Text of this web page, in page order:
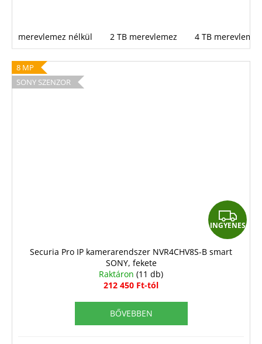
merevlemez nélkül 2 TB merevlemez 4 TB merevlemez
8 MP
SONY SZENZOR
I
N
INGYENES
Securia Pro IP kamerarendszer NVR4CHV8S-B smart
SONY, fekete
Raktáron (11 db)
212 450 Ft-tól
BŐVEBBEN